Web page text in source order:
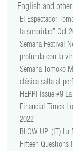
English and
El Espectador
la sororidad” Oct
Semana Festival
profunda con la
Semana Tomoko
clásica salta al
HERRI Issue #9
Financial Times
2022
BLOW UP. (IT)
Fifteen Questions